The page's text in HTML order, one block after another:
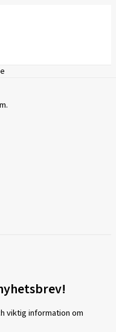
viktig information om